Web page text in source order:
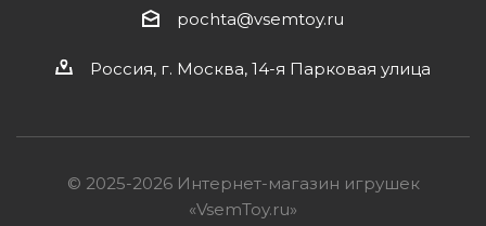
pochta@vsemtoy.ru
Россия, г. Москва, 14-я Парковая улица
© 2025-2026 Интернет-магазин игрушек
«VsemToy.ru»